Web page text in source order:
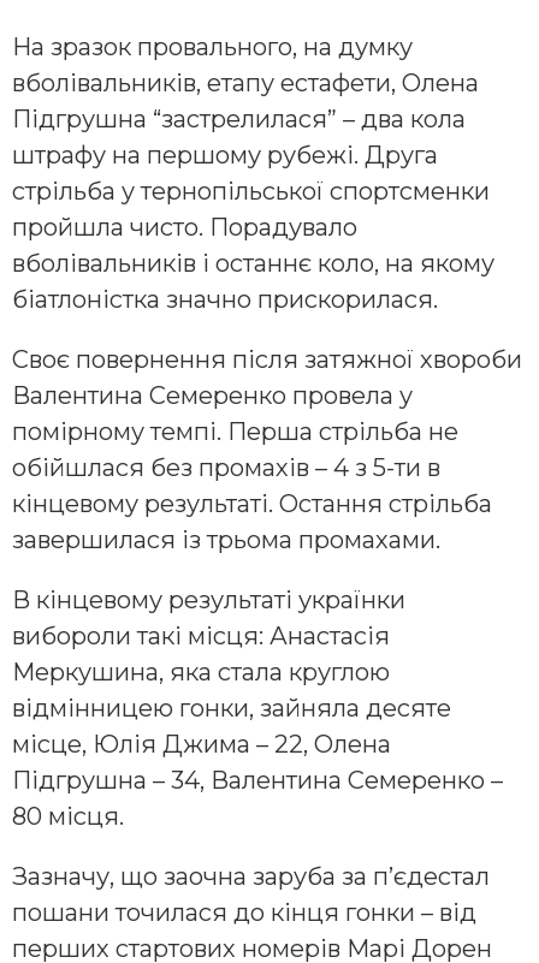
На зразок провального, на думку
вболівальників, етапу естафети, Олена
Підгрушна “застрелилася” – два кола
штрафу на першому рубежі. Друга
стрільба у тернопільської спортсменки
пройшла чисто. Порадувало
вболівальників і останнє коло, на якому
біатлоністка значно прискорилася.
Своє повернення після затяжної хвороби
Валентина Семеренко провела у
помірному темпі. Перша стрільба не
обійшлася без промахів – 4 з 5-ти в
кінцевому результаті. Остання стрільба
завершилася із трьома промахами.
В кінцевому результаті українки
вибороли такі місця: Анастасія
Меркушина, яка стала круглою
відмінницею гонки, зайняла десяте
місце, Юлія Джима – 22, Олена
Підгрушна – 34, Валентина Семеренко –
80 місця.
Зазначу, що заочна заруба за п’єдестал
пошани точилася до кінця гонки – від
перших стартових номерів Марі Дорен